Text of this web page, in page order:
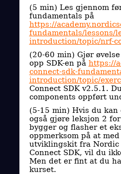
(5 min) Les gjennom
fundamentals på
https://
fundamentals/lessons/
introduction/topic/nrf-
(20-60 min) Gjør
opp SDK-en på https://
connect-sdk-
introduction/topic/
Connect SDK v2.5.1.
components oppført
(5-15 min) Hvis du
også gjøre leksjon 2
bygger og flasher et
oppmerksom på at
utviklingskit fra Nordic
Connect SDK, vil du
Men det er fint at du
kurset.